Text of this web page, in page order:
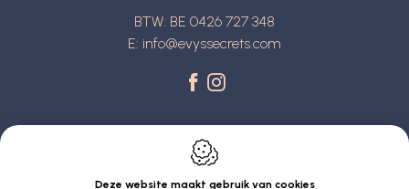
BTW: BE 0426 727 348
E: info@evyssecrets.com
Deze website maakt gebruik van cookies